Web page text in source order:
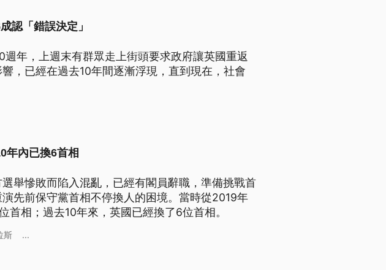
認「錯誤決定」
年，上週末有群眾走上街頭要求政府讓英國重返
，已經在過去10年間逐漸浮現，直到現在，社會
年內已換6首相
舉慘敗而陷入混亂，已經有閣員辭職，準備挑戰首
先前保守黨首相不停換人的困境。當時從2019年
相；過去10年來，英國已經換了6位首相。
斯 ...